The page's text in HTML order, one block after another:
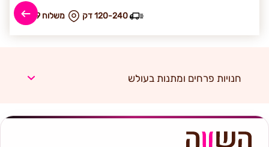
₪ משלוח 39 120-240 דק
חנויות פרחים ומתנות בעולש